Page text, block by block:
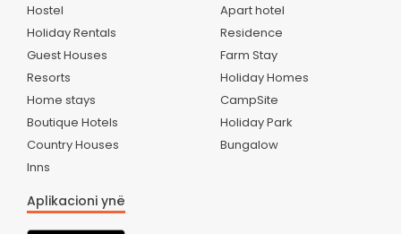
Hostel
Holiday Rentals
Guest Houses
Resorts
Home stays
Boutique Hotels
Country Houses
Inns
Apart hotel
Residence
Farm Stay
Holiday Homes
CampSite
Holiday Park
Bungalow
Aplikacioni ynë